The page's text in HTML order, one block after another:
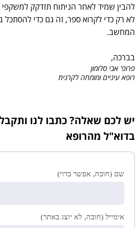
להבין שמיד לאחר הניתוח תזדקק
לא רק כדי לקרוא ספר, זה גם כדי להסתכל
המחשב.
בברכה,
פרופ' אבי סלומון
רופא עיניים ומומחה לקרנית
יש לכם שאלה? כתבו לנו
בדוא"ל מהרופא
שם (חובה, אפשר בדוי)
אימייל (חובה, לא יוצג באתר)